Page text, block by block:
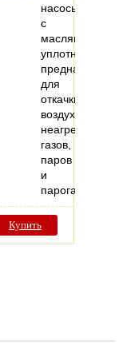
насосы
с
масляным
уплотнением
предназначены
для
откачки
воздуха,
неагрессивных
газов,
паров
и
парогазовых…
Купить